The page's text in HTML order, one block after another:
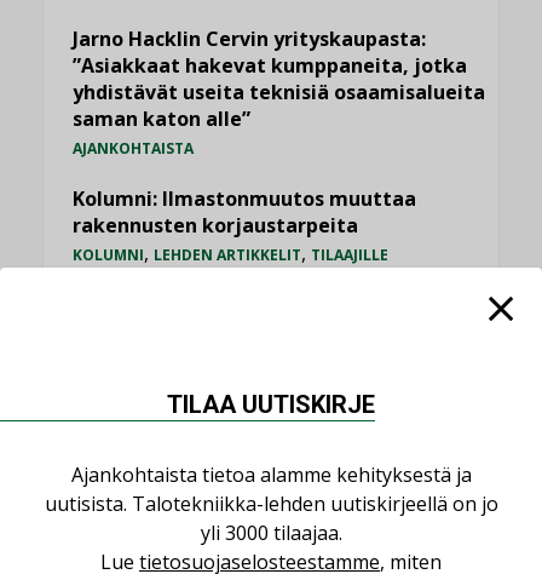
Jarno Hacklin Cervin yrityskaupasta:
”Asiakkaat hakevat kumppaneita, jotka
yhdistävät useita teknisiä osaamisalueita
saman katon alle”
AJANKOHTAISTA
Kolumni: Ilmastonmuutos muuttaa
rakennusten korjaustarpeita
KOLUMNI, LEHDEN ARTIKKELIT, TILAAJILLE
Kaivamattomat menetelmät
LEHDEN ARTIKKELIT,TILAAJILLE
KATSO KAIKKI
TILAA UUTISKIRJE
Ajankohtaista tietoa alamme kehityksestä ja
uutisista. Talotekniikka-lehden uutiskirjeellä on jo
yli 3000 tilaajaa.
Lue tietosuojaselosteestamme, miten